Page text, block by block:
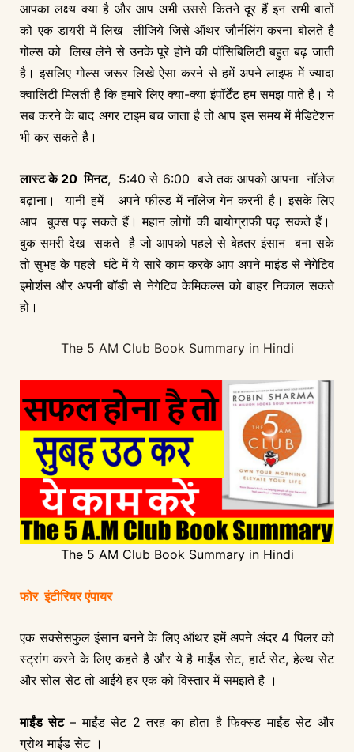
आपका लक्ष्य क्या है और आप अभी उससे कितने दूर हैं इन सभी बातों
को एक डायरी में लिख लीजिये जिसे ऑथर जौर्नलिंग करना बोलते है
गोल्स को लिख लेने से उनके पूरे होने की पॉसिबिलिटी बहुत बढ़ जाती
है। इसलिए गोल्स जरूर लिखे ऐसा करने से हमें अपने लाइफ में ज्यादा
क्वालिटी मिलती है कि हमारे लिए क्या-क्या इंपॉर्टेंट हम समझ पाते है। ये
सब करने के बाद अगर टाइम बच जाता है तो आप इस समय में मैडिटेशन
भी कर सकते है।
लास्ट के 20 मिनट, 5:40 से 6:00 बजे तक आपको आपना नॉलेज
बढ़ाना। यानी हमें अपने फील्ड में नॉलेज गेन करनी है। इसके लिए
आप बुक्स पढ़ सकते हैं। महान लोगों की बायोग्राफी पढ़ सकते हैं।
बुक समरी देख सकते है जो आपको पहले से बेहतर इंसान बना सके
तो सुभह के पहले घंटे में ये सारे काम करके आप अपने माइंड से नेगेटिव
इमोशंस और अपनी बॉडी से नेगेटिव केमिकल्स को बाहर निकाल सकते
हो।
The 5 AM Club Book Summary in Hindi
The 5 AM Club Book Summary in Hindi
फोर इंटीरियर एंपायर
एक सक्सेसफुल इंसान बनने के लिए ऑथर हमें अपने अंदर 4 पिलर को
स्ट्रांग करने के लिए कहते है और ये है माईंड सेट, हार्ट सेट, हेल्थ सेट
और सोल सेट तो आईये हर एक को विस्तार में समझते है ।
माईंड सेट– माईंड सेट 2 तरह का होता है फिक्स्ड माईंड सेट और
ग्रोथ माईंड सेट ।